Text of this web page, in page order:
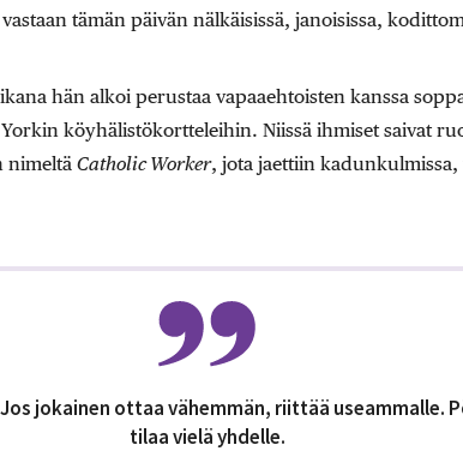
tämän päivän nälkäisissä, janoisissa,
hän alkoi perustaa vapaaehtoisten kanssa
köyhälistökortteleihin. Niissä ihmiset saivat
nimeltä Catholic Worker, jota jaettiin kadunkulmissa,
jokainen ottaa vähemmän, riittää useammalle.
tilaa vielä yhdelle.